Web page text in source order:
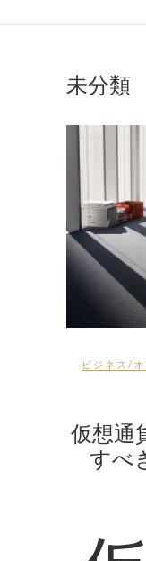
未分類
ビジネス/オ
仮想通
すべ